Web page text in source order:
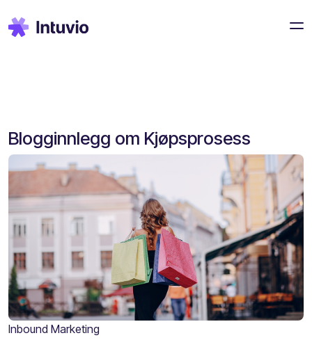
Blogginnlegg om Kjøpsprosess
Inbound Marketing